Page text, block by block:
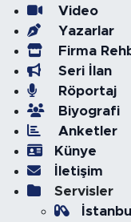
Video
Yazarlar
Firma
Seri İlan
Röportaj
Biyografi
Anketler
Künye
İletişim
Servisler